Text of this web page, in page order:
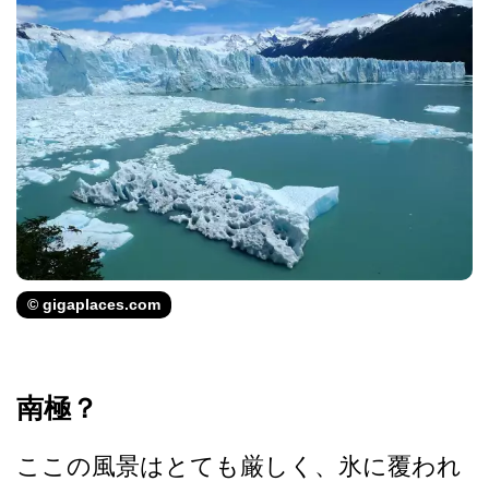
© gigaplaces.com
南極？
ここの風景はとても厳しく、­氷に覆われ